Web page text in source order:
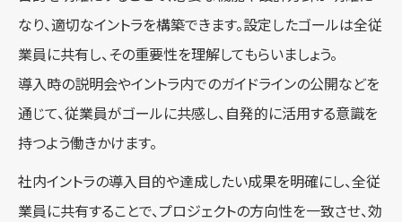
なり、適切なイントラを構築できます。設定したゴールは全従
業員に共有し、その重要性を理解してもらいましょう。
導入時の説明会やイントラ内でのガイドラインの公開などを
通じて、従業員がゴールに共感し、自発的に活用する意識を
持つよう働きかけます。
社内イントラの導入目的や達成したい成果を明確にし、全従
業員に共有することで、プロジェクトの方向性を一致させ、効